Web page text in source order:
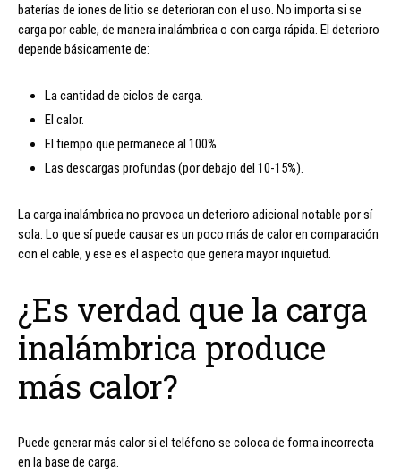
baterías de iones de litio se deterioran con el uso. No importa si se
carga por cable, de manera inalámbrica o con carga rápida. El deterioro
depende básicamente de:
La cantidad de ciclos de carga.
El calor.
El tiempo que permanece al 100%.
Las descargas profundas (por debajo del 10-15%).
La carga inalámbrica no provoca un deterioro adicional notable por sí
sola. Lo que sí puede causar es un poco más de calor en comparación
con el cable, y ese es el aspecto que genera mayor inquietud.
¿Es verdad que la carga
inalámbrica produce
más calor?
Puede generar más calor si el teléfono se coloca de forma incorrecta
en la base de carga.